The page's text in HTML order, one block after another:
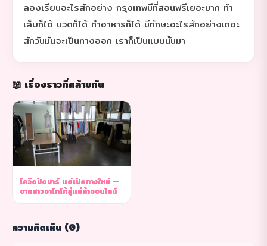
ลองเรียนอะไรสักอย่าง กรุงเทพมีที่สอนฟรีเยอะมาก ทำ
เล็บก็ได้ นวดก็ได้ ทำอาหารก็ได้ มีทักษะอะไรสักอย่างเถอะ
สักวันมันจะเป็นทางออก เราก็เป็นแบบนั้นมา
📖 เรื่องราวที่คล้ายกัน
โควิดปิดบาร์ แต่เปิดทางใหม่ —
จากสาวอาโกโก้สู่แม่ค้าออนไลน์
ความคิดเห็น (0)